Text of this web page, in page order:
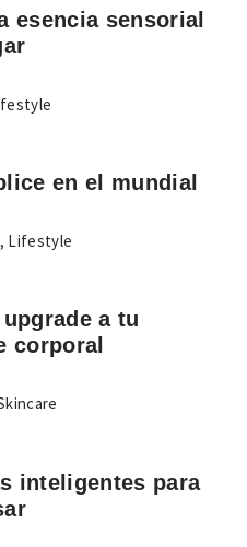
esencia sensorial
en el mundial
, Lifestyle
a tu
corporal
inteligentes para